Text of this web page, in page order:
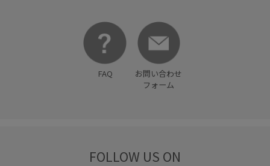
FAQ
お問い合わせ
フォーム
FOLLOW US ON